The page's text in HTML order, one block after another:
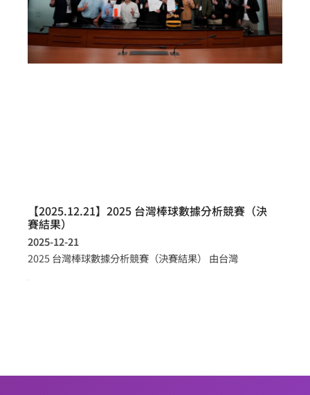
【2025.12.21】2025 台灣棒球數據分析競賽（決
賽結果）
2025-12-21
2025 台灣棒球數據分析競賽（決賽結果） 由台灣